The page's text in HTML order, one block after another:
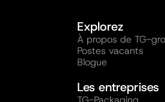
Explorez
À propos de TG-
Postes vacants
Blogue
Les entreprises